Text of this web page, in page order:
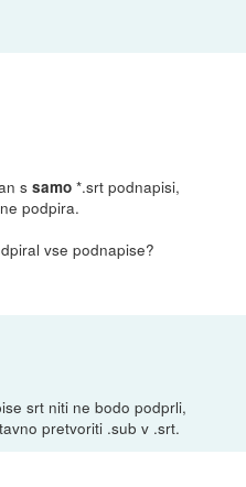
ssamo *.srt podnapisi,
podpira.
vse podnapise?
srt niti ne bodo podprli,
pretvoriti .sub v .srt.